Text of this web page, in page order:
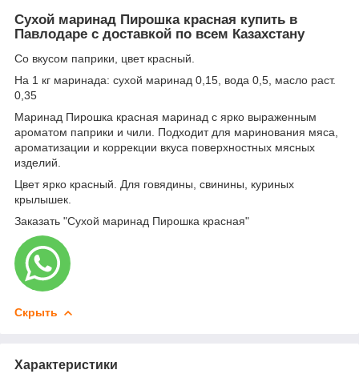
Сухой маринад Пирошка красная купить в
Павлодаре с доставкой по всем Казахстану
Со вкусом паприки, цвет красный.
На 1 кг маринада: сухой маринад 0,15, вода 0,5, масло раст.
0,35
Маринад Пирошка красная маринад с ярко выраженным
ароматом паприки и чили. Подходит для маринования мяса,
ароматизации и коррекции вкуса поверхностных мясных
изделий.
Цвет ярко красный. Для говядины, свинины, куриных
крылышек.
Заказать "Сухой маринад Пирошка красная"
Скрыть
Характеристики